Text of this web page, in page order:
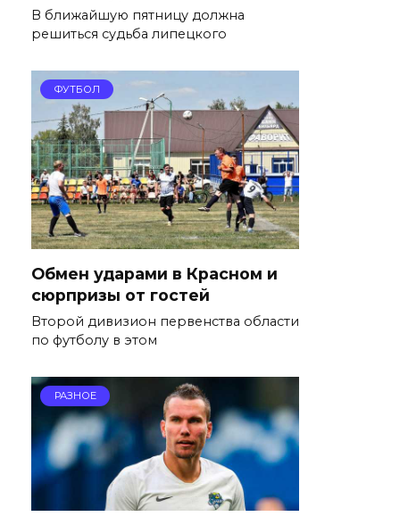
В ближайшую пятницу должна
решиться судьба липецкого
ФУТБОЛ
Обмен ударами в Красном и
сюрпризы от гостей
Второй дивизион первенства области
по футболу в этом
РАЗНОЕ